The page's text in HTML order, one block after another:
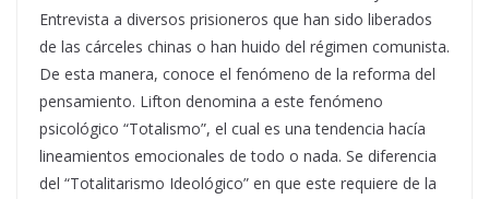
Entrevista a diversos prisioneros que han sido liberados
de las cárceles chinas o han huido del régimen comunista.
De esta manera, conoce el fenómeno de la reforma del
pensamiento. Lifton denomina a este fenómeno
psicológico “Totalismo”, el cual es una tendencia hacía
lineamientos emocionales de todo o nada. Se diferencia
del “Totalitarismo Ideológico” en que este requiere de la